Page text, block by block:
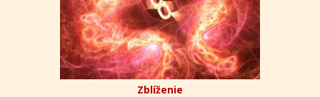
Zblíženie